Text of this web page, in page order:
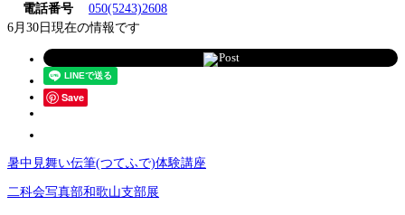
電話番号
050(5243)2608
6月30日現在の情報です
Post
Save
暑中見舞い伝筆(つてふで)体験講座
二科会写真部和歌山支部展